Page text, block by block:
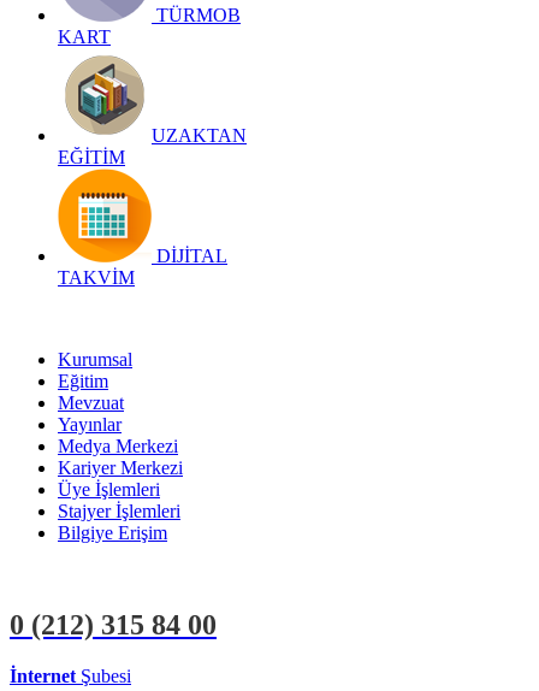
TÜRMOB
KART
UZAKTAN
EĞİTİM
DİJİTAL
TAKVİM
Kurumsal
Eğitim
Mevzuat
Yayınlar
Medya Merkezi
Kariyer Merkezi
Üye İşlemleri
Stajyer İşlemleri
Bilgiye Erişim
0 (212) 315 84 00
İnternet Şubesi